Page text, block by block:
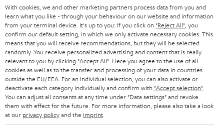
SMART HOME
BLUETOOTH-LAUTSPRECHER
KOPFHÖRER
BLUETOOTH-KOPFHÖRER
STEREOANLAGEN
PRESSE & MARKETING
GESCHÄFTSKUNDEN
PARTNERPROGRAMM
BLOG
NEWSLETTER
STORES
ÖSTERREICH
SCHWEIZ
NIEDERLANDE
BELGIEN
With cookies, we and other marketing partners process data from you and
learn what you like - through your behaviour on our website and information
from your terminal device. It's up to you: If you click on "Reject All" , you
confirm our default setting, in which we only activate necessary cookies. This
means that you will receive recommendations, but they will be selected
randomly. You receive personalized advertising and content that is really
relevant to you by clicking "Accept All" . Here you agree to the use of all
cookies as well as to the transfer and processing of your data in countries
outside the EU/EEA. For an individual selection, you can also activate or
deactivate each category individually and confirm with "Accept selection"
You can adjust all consents at any time under "Data settings" and revoke
them with effect for the future. For more information, please also take a look
at our privacy policyand the imprint